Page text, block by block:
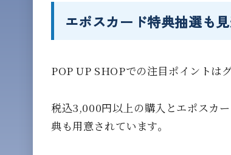
エポスカード特典抽選も
POP UP SHOPでの注目ポイントは
税込3,000円以上の購入とエポスカ
典も用意されています。